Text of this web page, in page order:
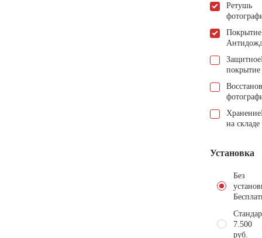
Ретушь
Покрытие
Защитное
покрытие
Хранение
на складе
Установка
Без
7.500
руб.